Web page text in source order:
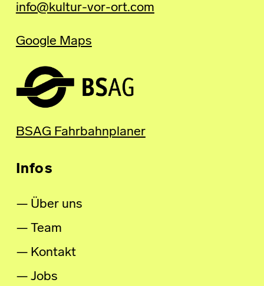
info@kultur-vor-ort.com
Google Maps
BSAG Fahrbahnplaner
Infos
Über uns
Team
Kontakt
Jobs